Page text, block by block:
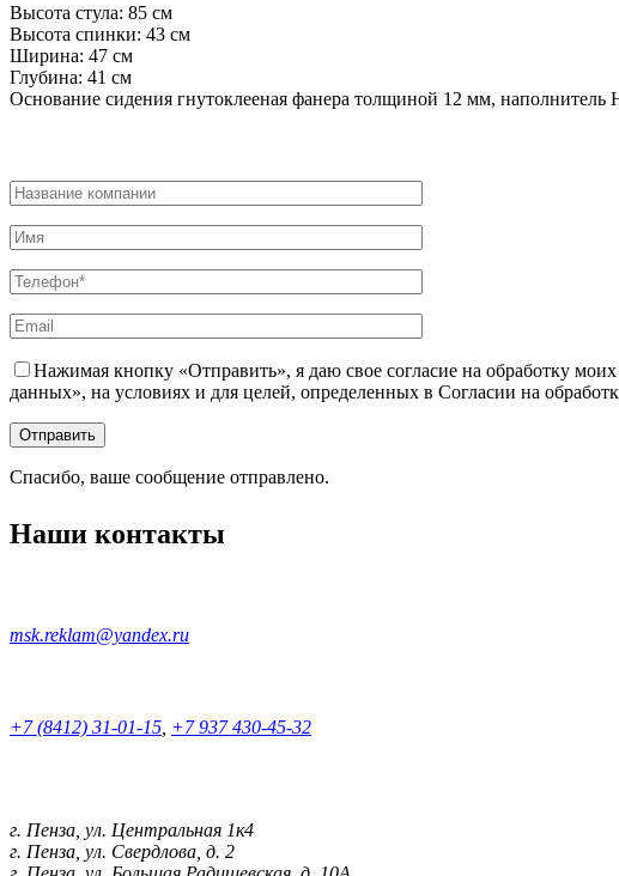
Высота стула: 85 см
Высота спинки: 43 см
Ширина: 47 см
Глубина: 41 см
Основание сидения гнутоклееная фанера толщиной 12 мм,
Нажимая кнопку «Отправить», я даю свое согласие на обработку
данных», на условиях и для целей, определенных в Согласии на
Спасибо, ваше сообщение отправлено.
Наши контакты
msk.reklam@yandex.ru
+7 (8412) 31-01-15 +7 937 430-45-32
г. Пенза, ул. Центральная 1к4
г. Пенза, ул. Свердлова, д. 2